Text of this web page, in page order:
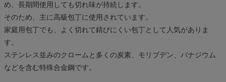
め、長期間使用しても切れ味が持続します。
そのため、主に高級包丁に使用されています。
家庭用包丁でも、よく切れて錆びにくい包丁として人気がありま
す。
ステンレス並みのクロームと多くの炭素、モリブデン、バナジウム
などを含む特殊合金鋼です。